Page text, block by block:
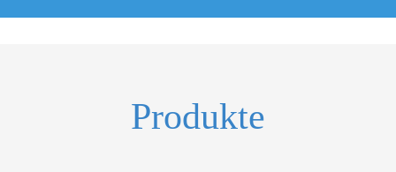
Produkte